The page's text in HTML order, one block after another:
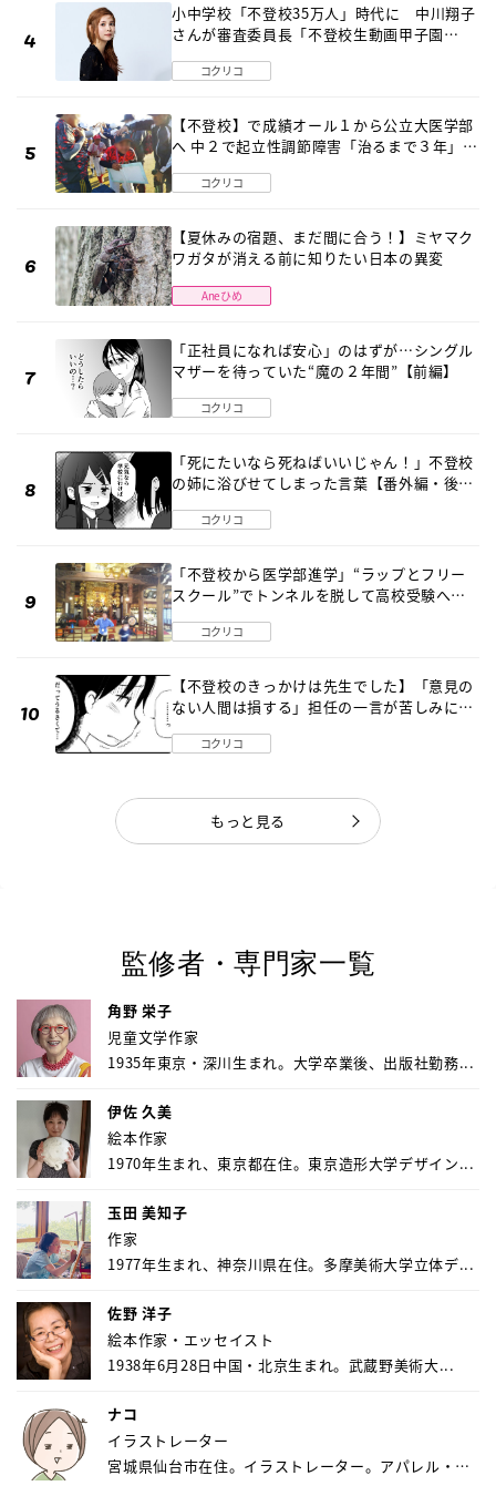
小中学校「不登校35万人」時代に 中川翔子
さんが審査委員長「不登校生動画甲子園
コクリコ
【不登校】で成績オール１から公立大医学部
へ 中２で起立性調節障害「治るまで３年」の
コクリコ
【夏休みの宿題、まだ間に合う！】ミヤマク
ワガタが消える前に知りたい日本の異変
Aneひめ
「正社員になれば安心」のはずが…シングル
マザーを待っていた“魔の２年間”【前編】
コクリコ
「死にたいなら死ねばいいじゃん！」不登校
の姉に浴びせてしまった言葉【番外編・後
コクリコ
「不登校から医学部進学」“ラップとフリー
スクール”でトンネルを脱して高校受験へ
コクリコ
【不登校のきっかけは先生でした】「意見の
ない人間は損する」担任の一言が苦しみに…
コクリコ
もっと見る
監修者・専門家一覧
角野 栄子
児童文学作家
1935年東京・深川生まれ。大学卒業後、出版社勤務...
伊佐 久美
絵本作家
1970年生まれ、東京都在住。東京造形大学デザイン...
玉田 美知子
作家
1977年生まれ、神奈川県在住。多摩美術大学立体デ...
佐野 洋子
絵本作家・エッセイスト
1938年6月28日中国・北京生まれ。武蔵野美術大...
ナコ
イラストレーター
宮城県仙台市在住。イラストレーター。アパレル・キ